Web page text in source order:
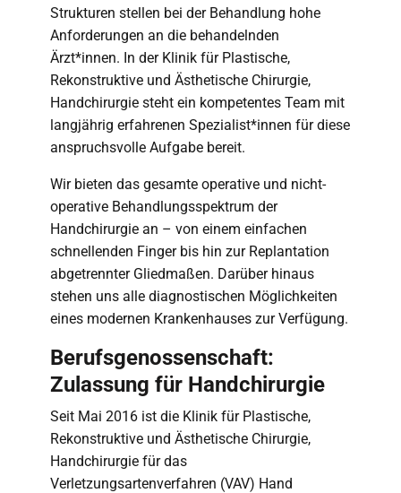
Strukturen stellen bei der Behandlung hohe
Anforderungen an die behandelnden
Ärzt*innen. In der Klinik für Plastische,
Rekonstruktive und Ästhetische Chirurgie,
Handchirurgie steht ein kompetentes Team mit
langjährig erfahrenen Spezialist*innen für diese
anspruchsvolle Aufgabe bereit.
Wir bieten das gesamte operative und nicht-
operative Behandlungsspektrum der
Handchirurgie an – von einem einfachen
schnellenden Finger bis hin zur Replantation
abgetrennter Gliedmaßen. Darüber hinaus
stehen uns alle diagnostischen Möglichkeiten
eines modernen Krankenhauses zur Verfügung.
Berufsgenossenschaft:
Zulassung für Handchirurgie
Seit Mai 2016 ist die Klinik für Plastische,
Rekonstruktive und Ästhetische Chirurgie,
Handchirurgie für das
Verletzungsartenverfahren (VAV) Hand